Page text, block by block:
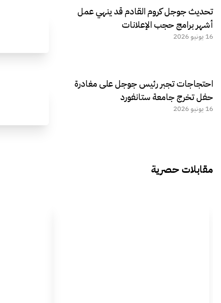
تحديث جوجل كروم القادم قد ينهي عمل
أشهر برامج حجب الإعلانات
16 يونيو 2026
احتجاجات تجبر رئيس جوجل على مغادرة
حفل تخرج جامعة ستانفورد
16 يونيو 2026
مقابلات حصرية